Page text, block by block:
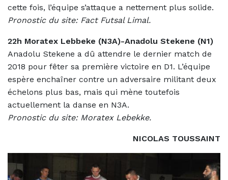
cette fois, l’équipe s’attaque a nettement plus solide.
Pronostic du site: Fact Futsal Limal.
22h Moratex Lebbeke (N3A)-Anadolu Stekene (N1)
Anadolu Stekene a dû attendre le dernier match de
2018 pour fêter sa première victoire en D1. L’équipe
espère enchaîner contre un adversaire militant deux
échelons plus bas, mais qui mène toutefois
actuellement la danse en N3A.
Pronostic du site: Moratex Lebekke.
NICOLAS TOUSSAINT